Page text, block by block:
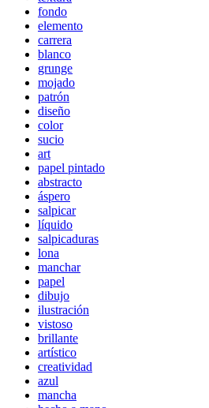
fondo
elemento
carrera
blanco
grunge
mojado
patrón
diseño
color
sucio
art
papel pintado
abstracto
áspero
salpicar
líquido
salpicaduras
lona
manchar
papel
dibujo
ilustración
vistoso
brillante
artístico
creatividad
azul
mancha